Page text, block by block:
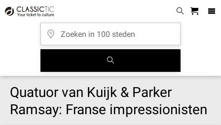
Quatuor van Kuijk & Parker
Ramsay: Franse impressionisten